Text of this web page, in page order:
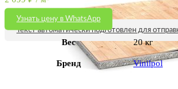
Узнать цену в WhatsApp
Текст автоматически подготовлен для
Вес 20 кг
Бренд Vinilpol